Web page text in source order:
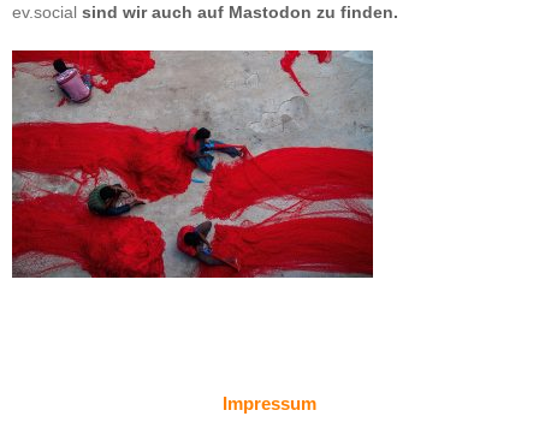
ev.social sind wir auch auf Mastodon zu finden.
Impressum